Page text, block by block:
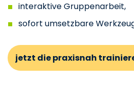
interaktive Gruppenarbeit,
sofort umsetzbare
jetzt die praxisnah